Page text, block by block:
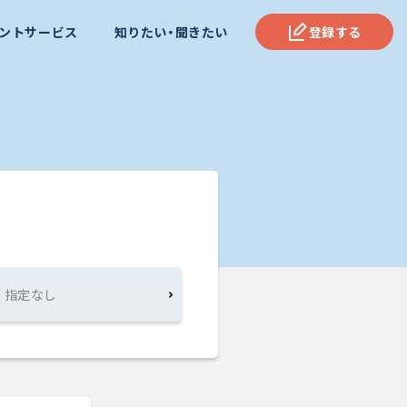
トサービス 知りたい・聞きたい 登録する